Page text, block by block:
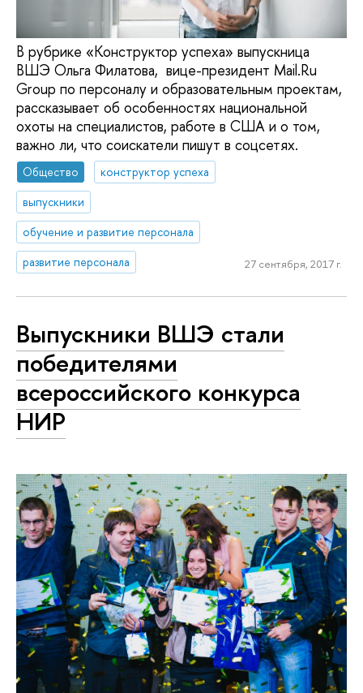
В рубрике «Конструктор успеха» выпускница
ВШЭ Ольга Филатова, вице-президент Mail.Ru
Group по персоналу и образовательным проектам,
рассказывает об особенностях национальной
охоты на специалистов, работе в США и о том,
важно ли, что соискатели пишут в соцсетях.
Общество
конструктор успеха
выпускники
обучение и развитие персонала
развитие персонала
27 сентября, 2017 г.
Выпускники ВШЭ стали
победителями
всероссийского конкурса
НИР